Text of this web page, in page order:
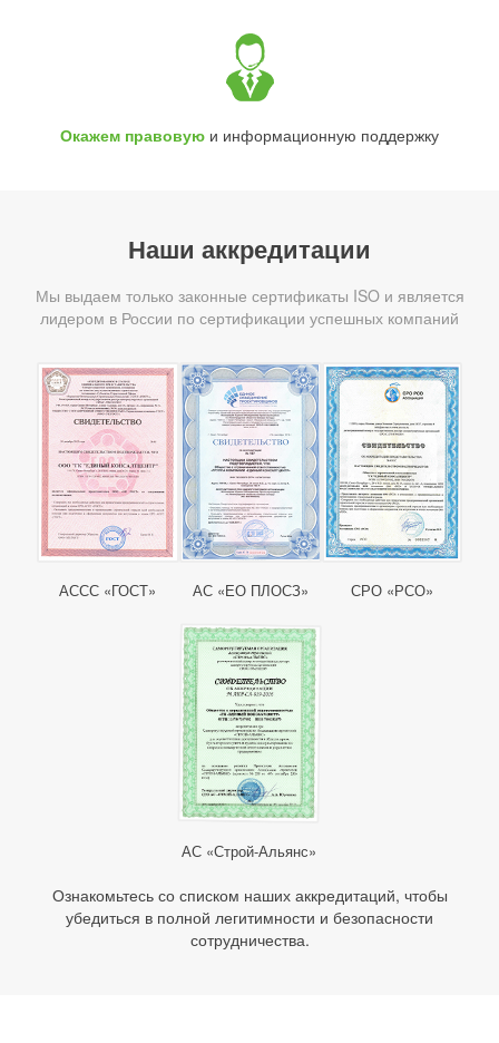
Окажем правовую и информационную поддержку
Наши аккредитации
Мы выдаем только законные сертификаты ISO и является
лидером в России по сертификации успешных компаний
АССС «ГОСТ» АС «ЕО ПЛОСЗ» СРО «РСО»
АС «Строй-Альянс»
Ознакомьтесь со списком наших аккредитаций, чтобы
убедиться в полной легитимности и безопасности
сотрудничества.